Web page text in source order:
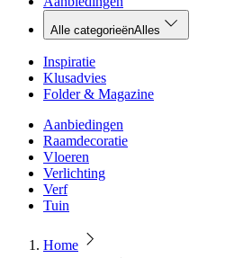
Alle categorieënAlles
Inspiratie
Klusadvies
Folder & Magazine
Aanbiedingen
Raamdecoratie
Vloeren
Verlichting
Verf
Tuin
Home